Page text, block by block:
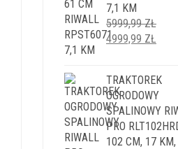
7,1 KM
5999,99ZŁ
PIERWOTNA
5999,99 ZŁ.
4999,99 ZŁ
TRAKTOREK
OGRODOWY
SPALINOWY
PRO
102 CM, 17 KM,